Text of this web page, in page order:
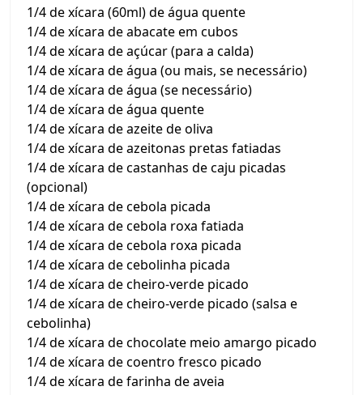
1/4 de xícara (60ml) de água quente
1/4 de xícara de abacate em cubos
1/4 de xícara de açúcar (para a calda)
1/4 de xícara de água (ou mais, se necessário)
1/4 de xícara de água (se necessário)
1/4 de xícara de água quente
1/4 de xícara de azeite de oliva
1/4 de xícara de azeitonas pretas fatiadas
1/4 de xícara de castanhas de caju picadas
(opcional)
1/4 de xícara de cebola picada
1/4 de xícara de cebola roxa fatiada
1/4 de xícara de cebola roxa picada
1/4 de xícara de cebolinha picada
1/4 de xícara de cheiro-verde picado
1/4 de xícara de cheiro-verde picado (salsa e
cebolinha)
1/4 de xícara de chocolate meio amargo picado
1/4 de xícara de coentro fresco picado
1/4 de xícara de farinha de aveia